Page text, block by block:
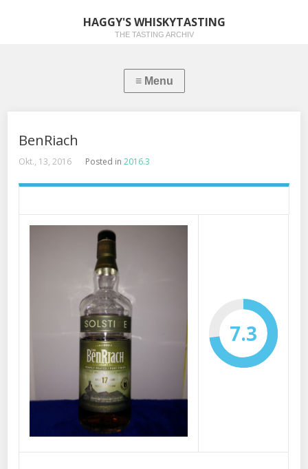
HAGGY'S WHISKYTASTING
THE TASTING ARCHIV
BenRiach
Okt., 13, 2016 Posted in2016.3
7.3